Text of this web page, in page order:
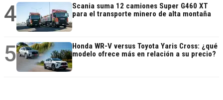
4
Scania suma 12 camiones Super G460 XT
para el transporte minero de alta montaña
5
Honda WR-V versus Toyota Yaris Cross: ¿qué
modelo ofrece más en relación a su precio?